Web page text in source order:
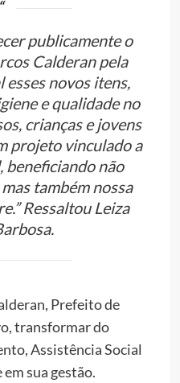
publicamente o
Calderan pela
esses novos itens,
e qualidade no
crianças e jovens
projeto vinculado a
beneficiando não
também nossa
Ressaltou Leiza
Prefeito de
transformar do
Assistência Social
sua gestão.